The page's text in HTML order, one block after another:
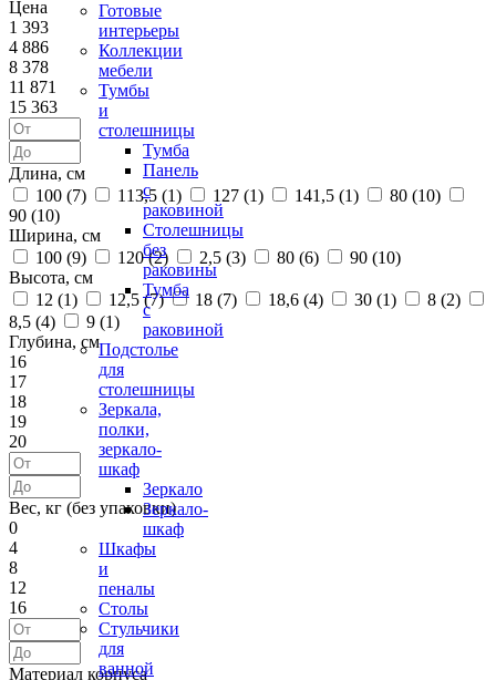
Готовые
интерьеры
Коллекции
мебели
Тумбы
и
столешницы
Тумба
Панель
с
раковиной
Столешницы
без
раковины
Тумба
с
раковиной
Подстолье
для
столешницы
Зеркала,
полки,
зеркало-
шкаф
Зеркало
Зеркало-
шкаф
Шкафы
и
пеналы
Столы
Стульчики
для
ванной
Цена
1 393
4 886
8 378
11 871
15 363
Длина, см
100 (7) 113,5 (1) 127 (1) 141,5 (1) 80 (10)
90 (10)
Ширина, см
100 (9) 120 (2) 2,5 (3) 80 (6) 90 (10)
Высота, см
12 (1) 12,5 (7) 18 (7) 18,6 (4) 30 (1) 8 (2)
8,5 (4) 9 (1)
Глубина, см
16
17
18
19
20
Вес, кг (без упаковки)
0
4
8
12
16
Материал корпуса